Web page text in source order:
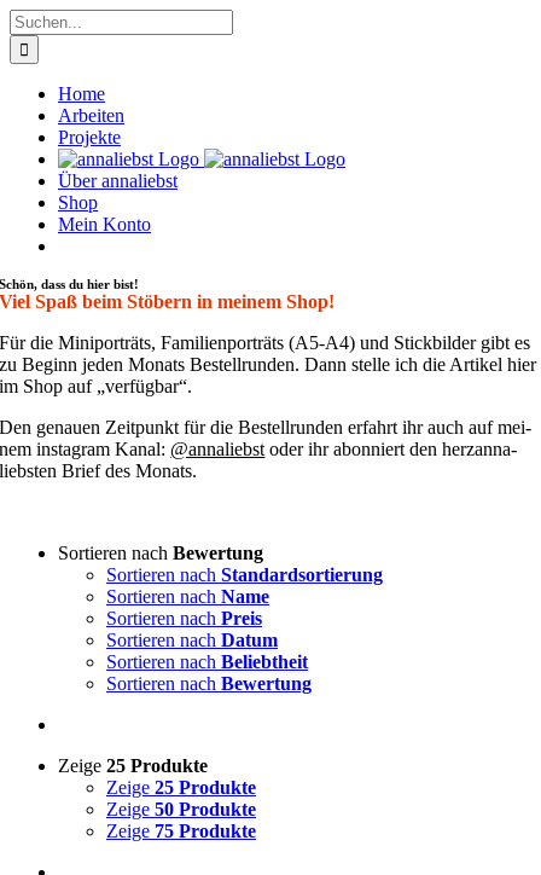
Zum
Inhalt
springen
Suche
nach:
Home
Arbeiten
Projekte
Über annaliebst
Shop
Mein Konto
Schön, dass du hier bist!
Viel Spaß beim Stöbern in meinem Shop!
Für die Mini­por­träts, Fami­li­en­por­träts (A5-A4) und Stick­bil­der gibt es
zu Beginn jeden Monats Bestell­run­den. Dann stel­le ich die Arti­kel hier
im Shop auf „ver­füg­bar“.
Den genau­en Zeit­punkt für die Bestell­run­den erfahrt ihr auch auf mei­
nem insta­gram Kanal: @annaliebst oder ihr abon­niert den her­zan­na­
liebs­ten Brief des Monats.
Sortieren nach Bewertung
Sortieren nach Standardsortierung
Sortieren nach Name
Sortieren nach Preis
Sortieren nach Datum
Sortieren nach Beliebtheit
Sortieren nach Bewertung
Zeige 25 Produkte
Zeige 25 Produkte
Zeige 50 Produkte
Zeige 75 Produkte